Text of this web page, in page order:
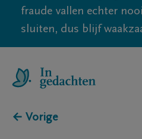
fraude vallen echter
sluiten, dus blijf
← Vorige